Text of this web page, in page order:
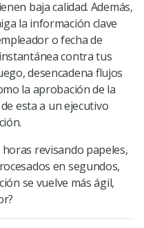
baja calidad. Además,
la información clave
o fecha de
contra tus
desencadena flujos
la aprobación de la
esta a un ejecutivo
revisando papeles,
en segundos,
se vuelve más ágil,